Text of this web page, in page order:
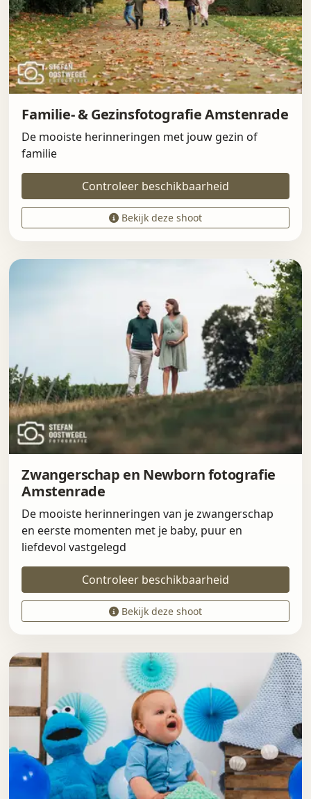
Familie- & Gezinsfotografie Amstenrade
De mooiste herinneringen met jouw gezin of
familie
Controleer beschikbaarheid
Bekijk deze shoot
Zwangerschap en Newborn fotografie
Amstenrade
De mooiste herinneringen van je zwangerschap
en eerste momenten met je baby, puur en
liefdevol vastgelegd
Controleer beschikbaarheid
Bekijk deze shoot